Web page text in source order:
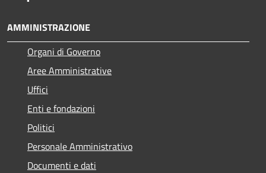
AMMINISTRAZIONE
Organi di Governo
Aree Amministrative
Uffici
Enti e fondazioni
Politici
Personale Amministrativo
Documenti e dati